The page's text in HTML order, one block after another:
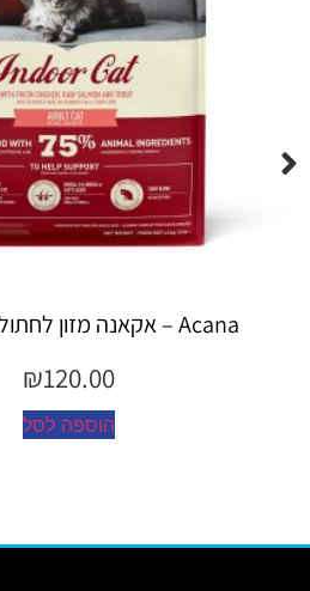
Espree – שמפו 355 מ"ל יערות ה...
45.00
הוספה לסל